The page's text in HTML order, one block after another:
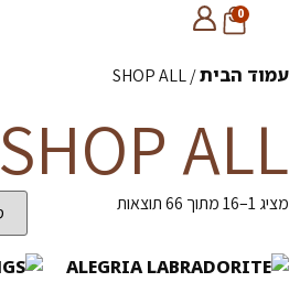
0
עמוד הבית/ SHOP ALL
SHOP ALL
מציג 1–16 מתוך 66 תוצאות